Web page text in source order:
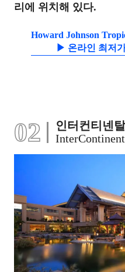
리에 위치해 있다.
Howard Johnson
▶ 온라인 최저
02
인터컨티넨